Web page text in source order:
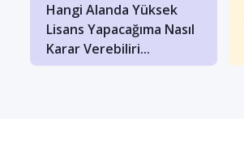
Hangi Alanda Yüksek
Lisans Yapacağıma Nasıl
Karar Verebiliri...